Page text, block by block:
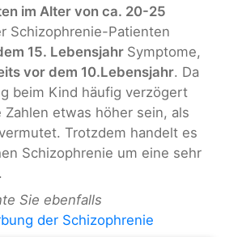
im Alter von ca. 20-25
Schizophrenie-Patienten
15. Lebensjahr Symptome,
vor dem 10.Lebensjahr. Da
beim Kind häufig verzögert
etwas höher sein, als
Trotzdem handelt es
Schizophrenie um eine sehr
Sie ebenfalls
der Schizophrenie